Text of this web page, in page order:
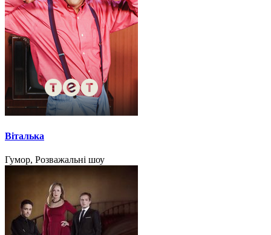
Віталька
Гумор, Розважальні шоу